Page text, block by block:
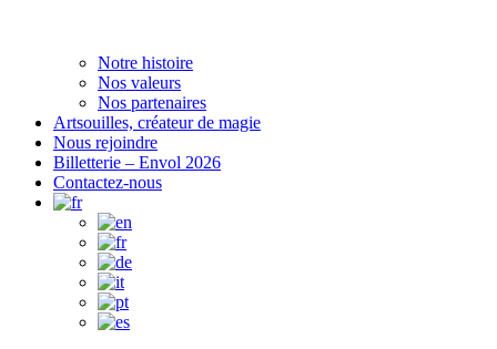
Notre histoire
Nos valeurs
Nos partenaires
Artsouilles, créateur de magie
Nous rejoindre
Billetterie – Envol 2026
Contactez-nous